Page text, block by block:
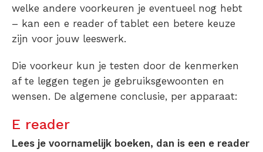
welke andere voorkeuren je eventueel nog hebt
– kan een e reader of tablet een betere keuze
zijn voor jouw leeswerk.
Die voorkeur kun je testen door de kenmerken
af te leggen tegen je gebruiksgewoonten en
wensen. De algemene conclusie, per apparaat:
E reader
Lees je voornamelijk boeken, dan is een e reader